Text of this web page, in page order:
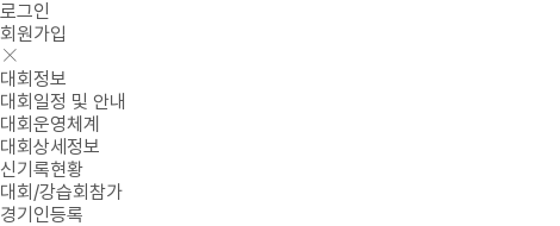
로그인
회원가입
대회정보
대회일정 및 안내
대회운영체계
대회상세정보
신기록현황
대회/강습회참가
경기인등록